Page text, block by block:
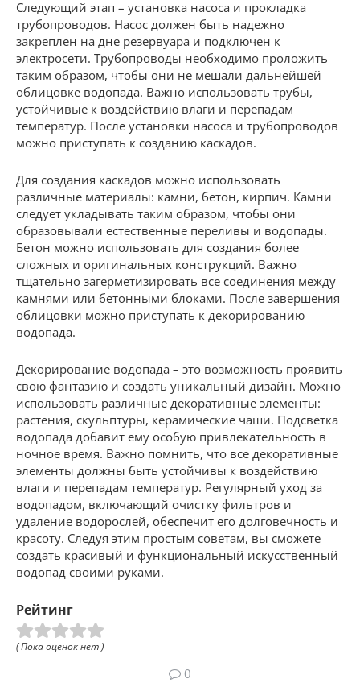
Следующий этап – установка насоса и прокладка
трубопроводов. Насос должен быть надежно
закреплен на дне резервуара и подключен к
электросети. Трубопроводы необходимо проложить
таким образом, чтобы они не мешали дальнейшей
облицовке водопада. Важно использовать трубы,
устойчивые к воздействию влаги и перепадам
температур. После установки насоса и трубопроводов
можно приступать к созданию каскадов.
Для создания каскадов можно использовать
различные материалы: камни, бетон, кирпич. Камни
следует укладывать таким образом, чтобы они
образовывали естественные переливы и водопады.
Бетон можно использовать для создания более
сложных и оригинальных конструкций. Важно
тщательно загерметизировать все соединения между
камнями или бетонными блоками. После завершения
облицовки можно приступать к декорированию
водопада.
Декорирование водопада – это возможность проявить
свою фантазию и создать уникальный дизайн. Можно
использовать различные декоративные элементы:
растения, скульптуры, керамические чаши. Подсветка
водопада добавит ему особую привлекательность в
ночное время. Важно помнить, что все декоративные
элементы должны быть устойчивы к воздействию
влаги и перепадам температур. Регулярный уход за
водопадом, включающий очистку фильтров и
удаление водорослей, обеспечит его долговечность и
красоту. Следуя этим простым советам, вы сможете
создать красивый и функциональный искусственный
водопад своими руками.
Рейтинг
( Пока оценок нет )
0